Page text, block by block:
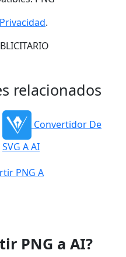
.
relacionados
Convertidor De
SVG A AI
PNG A
PNG a AI?